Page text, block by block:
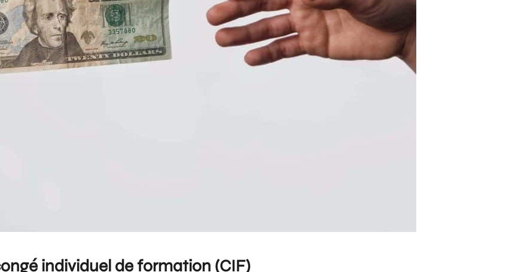
individuel de formation (CIF)